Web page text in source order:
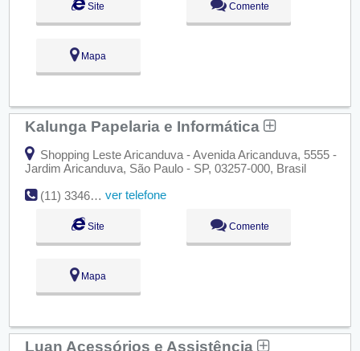
Site Comente
Mapa
Kalunga Papelaria e Informática
Shopping Leste Aricanduva - Avenida Aricanduva, 5555 -
Jardim Aricanduva, São Paulo - SP, 03257-000, Brasil
(11) 3346-9966
ver telefone
Site Comente
Mapa
Luan Acessórios e Assistência